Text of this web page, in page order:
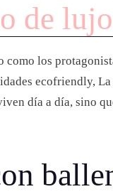
de
como los
ecofriendly,
día a día, sino